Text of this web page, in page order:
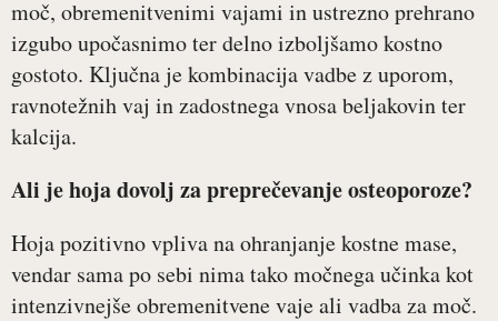
moč, obremenitvenimi vajami in ustrezno prehrano
izgubo upočasnimo ter delno izboljšamo kostno
gostoto. Ključna je kombinacija vadbe z uporom,
ravnotežnih vaj in zadostnega vnosa beljakovin ter
kalcija.
Ali je hoja dovolj za preprečevanje osteoporoze?
Hoja pozitivno vpliva na ohranjanje kostne mase,
vendar sama po sebi nima tako močnega učinka kot
intenzivnejše obremenitvene vaje ali vadba za moč.